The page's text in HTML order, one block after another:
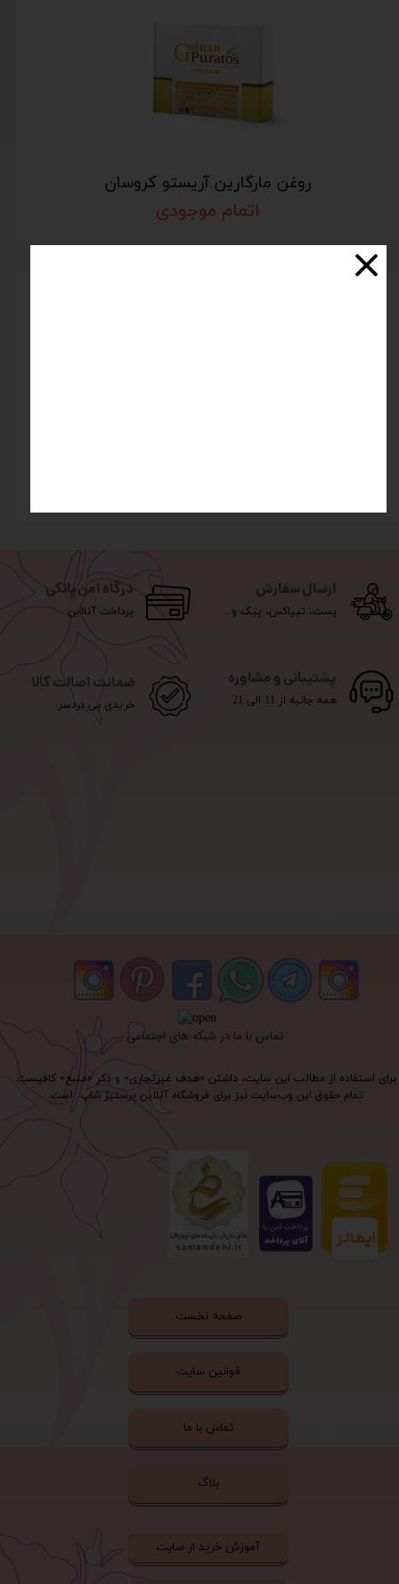
روغن مارگارین آریستو کروسان
اتمام موجودی
برای استفاده از مطالب این سایت، داشتن «هدف غیرتجاری» و ذکر «منبع» کافیست.
تمام حقوق اين وب‌سايت نیز برای فروشگاه آنلاین پرستیژ شاپ است.
ارسال سفارش
پست، تیپاکس، پیک و...
درگاه امن بانکی
پرداخت آنلاین
پشتیبانی و مشاوره
همه جانبه از 11 الی 21
ضمانت اصالت کالا
خریدی بی دردسر
تماس با ما در شبکه های اجتماعی
صفحه نخست
قوانین سایت
تماس با ما
بلاگ
آموزش خرید از سایت